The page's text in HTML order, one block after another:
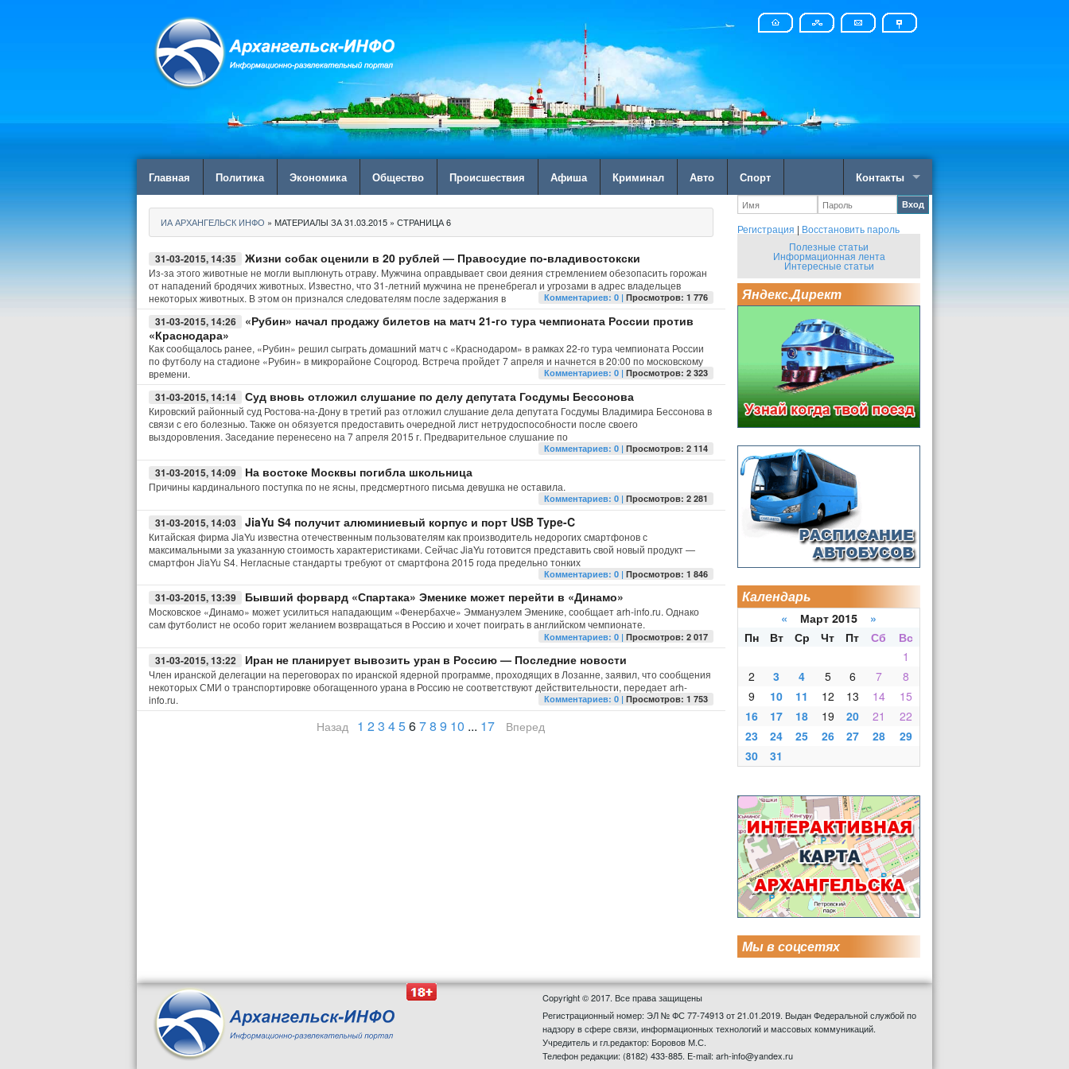
Главная Политика Экономика Общество Происшествия Афиша Криминал Авто Спорт Контакты
ИА АРХАНГЕЛЬСК ИНФО » МАТЕРИАЛЫ ЗА 31.03.2015 » СТРАНИЦА 6
31-03-2015, 14:35 Жизни собак оценили в 20 рублей — Правосудие по-владивостокски
Из-за этого животные не могли выплюнуть отраву. Мужчина оправдывает свои деяния стремлением обезопасить горожан
от нападений бродячих животных. Известно, что 31-летний мужчина не пренебрегал и угрозами в адрес владельцев
некоторых животных. В этом он признался следователям после задержания в
Комментариев: 0 |Просмотров: 1 776
31-03-2015, 14:26
«Рубин» начал продажу билетов на матч 21-го тура чемпионата России против
«Краснодара»
Как сообщалось ранее, «Рубин» решил сыграть домашний матч с «Краснодаром» в рамках 22-го тура чемпионата России
по футболу на стадионе «Рубин» в микрорайоне Соцгород. Встреча пройдет 7 апреля и начнется в 20:00 по московскому
времени.
Комментариев: 0 |Просмотров: 2 323
31-03-2015, 14:14 Суд вновь отложил слушание по делу депутата Госдумы Бессонова
Кировский районный суд Ростова-на-Дону в третий раз отложил слушание дела депутата Госдумы Владимира Бессонова в
связи с его болезнью. Также он обязуется предоставить очередной лист нетрудоспособности после своего
выздоровления. Заседание перенесено на 7 апреля 2015 г. Предварительное слушание по
Комментариев: 0 |Просмотров: 2 114
31-03-2015, 14:09 На востоке Москвы погибла школьница
Причины кардинального поступка по не ясны, предсмертного письма девушка не оставила.
Комментариев: 0 |Просмотров: 2 281
31-03-2015, 14:03 JiaYu S4 получит алюминиевый корпус и порт USB Type-C
Китайская фирма JiaYu известна отечественным пользователям как производитель недорогих смартфонов с
максимальными за указанную стоимость характеристиками. Сейчас JiaYu готовится представить свой новый продукт —
смартфон JiaYu S4. Негласные стандарты требуют от смартфона 2015 года предельно тонких
Комментариев: 0 |Просмотров: 1 846
31-03-2015, 13:39 Бывший форвард «Спартака» Эменике может перейти в «Динамо»
Московское «Динамо» может усилиться нападающим «Фенербахче» Эммануэлем Эменике, сообщает arh-info.ru. Однако
сам футболист не особо горит желанием возвращаться в Россию и хочет поиграть в английском чемпионате.
Комментариев: 0 |Просмотров: 2 017
31-03-2015, 13:22 Иран не планирует вывозить уран в Россию — Последние новости
Член иранской делегации на переговорах по иранской ядерной программе, проходящих в Лозанне, заявил, что сообщения
некоторых СМИ о транспортировке обогащенного урана в Россию не соответствуют действительности, передает arh-
info.ru.
Комментариев: 0 |Просмотров: 1 753
Назад 1 23 45678 9 10 ... 17 Вперед
Вход
Регистрация | Восстановить пароль
Полезные статьи
Информационная лента
Интересные статьи
Яндекс.Директ
Календарь
« Март 2015 »
Пн
Вт Ср Чт Пт Сб
Вс
1
2
3 4 5 6 7
8
9
10 11 12 13 14
15
16
17 18 19 20 21
22
23
24 25 26 27 28
29
30
31
Мы в соцсетях
Copyright © 2017. Все права защищены
Регистрационный номер: ЭЛ № ФС 77-74913 от 21.01.2019. Выдан Федеральной службой по
надзору в сфере связи, информационных технологий и массовых коммуникаций.
Учредитель и гл.редактор: Боровов М.С.
Телефон редакции: (8182) 433-885. E-mail: arh-info@yandex.ru